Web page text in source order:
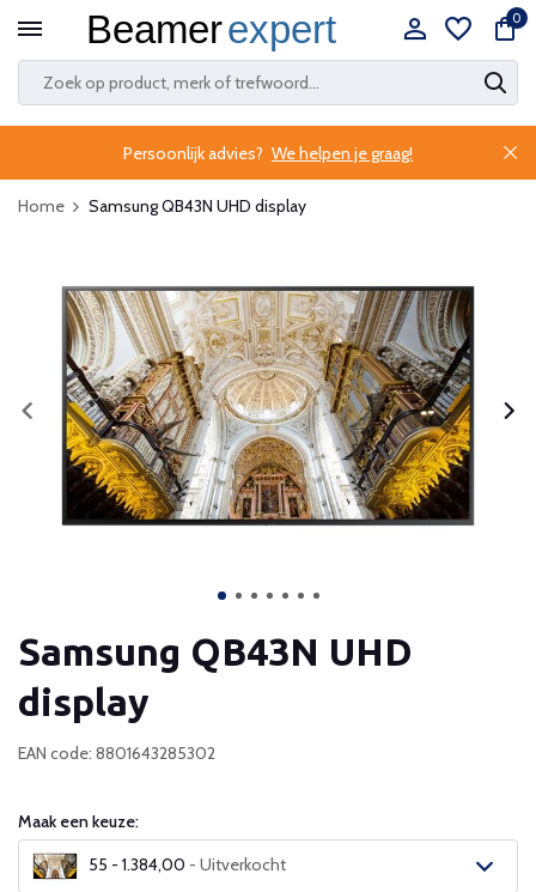
0
Persoonlijk advies? We helpen je graag!
Home Samsung QB43N UHD display
Samsung QB43N UHD
display
EAN code: 8801643285302
Maak een keuze:
55 - 1.384,00 - Uitverkocht